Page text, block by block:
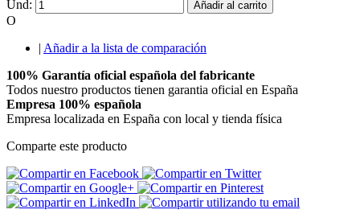
Und:
Añadir al carrito
O
| Añadir a la lista de comparación
100% Garantía oficial española del fabricante
Todos nuestro productos tienen garantia oficial en España
Empresa 100% española
Empresa localizada en España con local y tienda física
Comparte este producto